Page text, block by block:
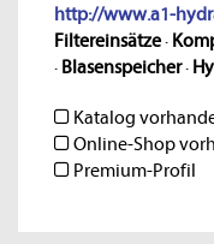
http://www.a1-
Filtereinsätze·
· Blasenspeicher·
Katalog
Online-Shop
Premium-Profil